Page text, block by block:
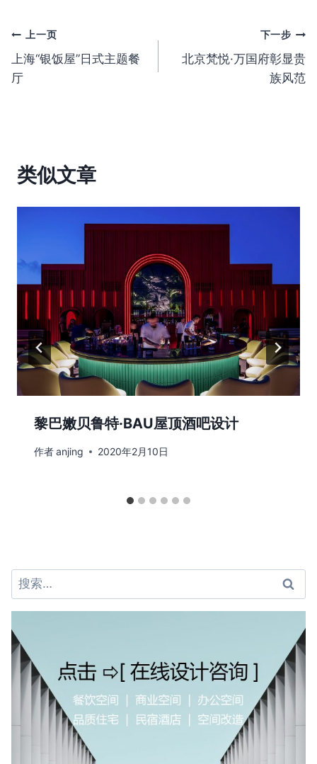
文
章
上一页
上海“银饭屋”日式主题餐
厅
下一步
北京梵悦·万国府彰显贵
族风范
类似文章
黎巴嫩贝鲁特·BAU屋顶酒吧设计
作者anjing 2020年2月10日
搜
索：